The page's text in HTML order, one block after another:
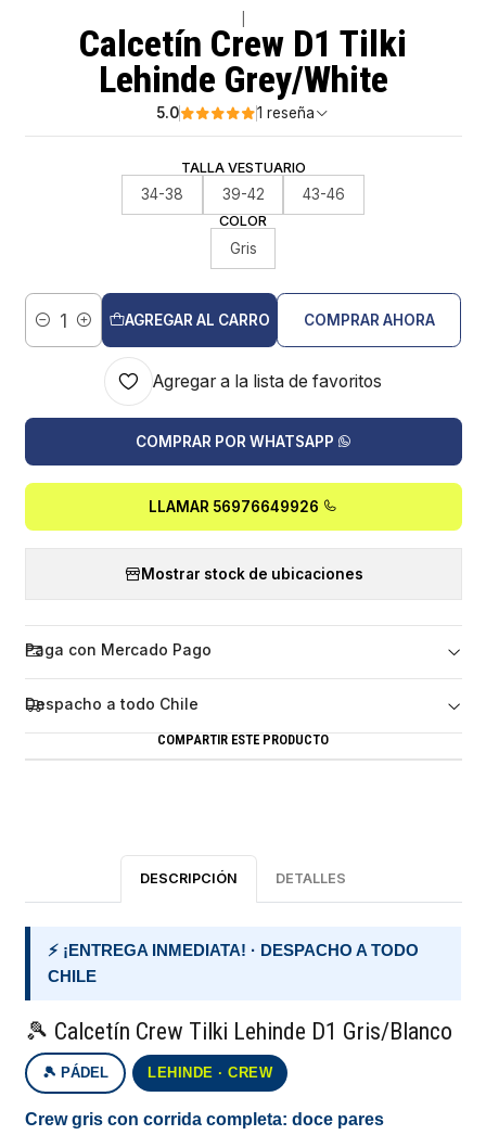
Calcetín Crew D1 Tilki
Lehinde Grey/White
5.0 1 reseña
TALLA VESTUARIO
34-38 39-42 43-46
COLOR
Gris
Cantidad
AGREGAR AL CARRO COMPRAR AHORA
Agregar a la lista de favoritos
COMPRAR POR WHATSAPP
LLAMAR 56976649926
Mostrar stock de ubicaciones
Paga con Mercado Pago
Despacho a todo Chile
COMPARTIR ESTE PRODUCTO
DESCRIPCIÓN DETALLES
⚡ ¡ENTREGA INMEDIATA! · DESPACHO A TODO
CHILE
🎾 Calcetín Crew Tilki Lehinde D1 Gris/Blanco
🎾 PÁDEL LEHINDE · CREW
Crew gris con corrida completa: doce pares